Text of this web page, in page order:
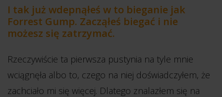
I tak już wdepnąłeś w to bieganie jak
Forrest Gump. Zacząłeś biegać i nie
możesz się zatrzymać.
Rzeczywiście ta pierwsza pustynia na tyle mnie
wciągnęła albo to, czego na niej doświadczyłem, że
zachciało mi się więcej. Dlatego znalazłem się na